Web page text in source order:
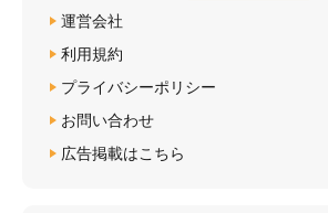
運営会社
利用規約
プライバシーポリシー
お問い合わせ
広告掲載はこちら